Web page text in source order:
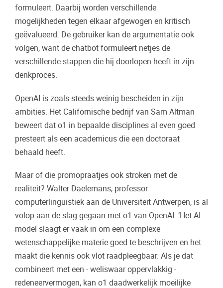
formuleert. Daarbij worden verschillende
mogelijkheden tegen elkaar afgewogen en kritisch
geëvalueerd. De gebruiker kan de argumentatie ook
volgen, want de chatbot formuleert netjes de
verschillende stappen die hij doorlopen heeft in zijn
denkproces.
OpenAI is zoals steeds weinig bescheiden in zijn
ambities. Het Californische bedrijf van Sam Altman
beweert dat o1 in bepaalde disciplines al even goed
presteert als een academicus die een doctoraat
behaald heeft.
Maar of die promopraatjes ook stroken met de
realiteit? Walter Daelemans, professor
computerlinguïstiek aan de Universiteit Antwerpen, is al
volop aan de slag gegaan met o1 van OpenAI. ‘Het AI-
model slaagt er vaak in om een complexe
wetenschappelijke materie goed te beschrijven en het
maakt die kennis ook vlot raadpleegbaar. Als je dat
combineert met een - weliswaar oppervlakkig -
redeneervermogen, kan o1 daadwerkelijk moeilijke